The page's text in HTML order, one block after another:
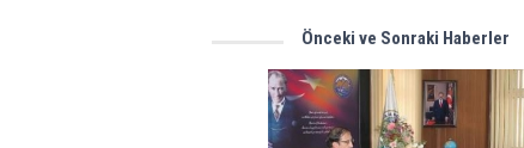
Önceki ve Sonraki Haberler